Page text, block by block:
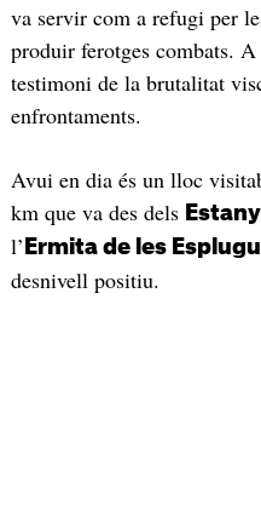
va servir com a refugi per
produir ferotges combats.
testimoni de la brutalitat
enfrontaments.
Avui en dia és un lloc
km que va des dels
l’ Ermita de les
desnivell positiu.